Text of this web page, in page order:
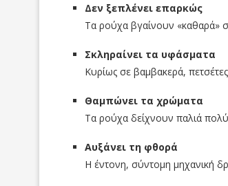
Δεν ξεπλένει επαρκώς
Τα ρούχα βγαίνουν «καθαρά»
Σκληραίνει τα υφάσματα
Κυρίως σε βαμβακερά, πετσέτες
Θαμπώνει τα χρώματα
Τα ρούχα δείχνουν παλιά
Αυξάνει τη φθορά
Η έντονη, σύντομη μηχανική